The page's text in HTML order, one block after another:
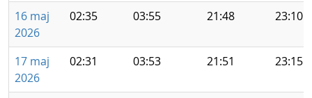
16 maj
2026
02:35 03:55 21:48 23:10
17 maj
2026
02:31 03:53 21:51 23:15